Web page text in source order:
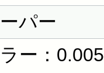
パー
ー：